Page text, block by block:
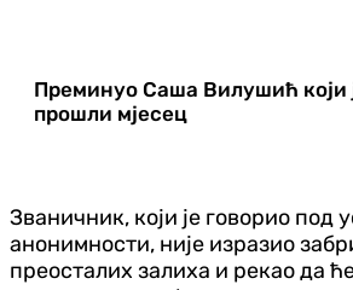
Преминуо Саша Вилушић који
прошли мјесец
Званичник, који је говорио под
анонимности, није изразио
преосталих залиха и рекао да